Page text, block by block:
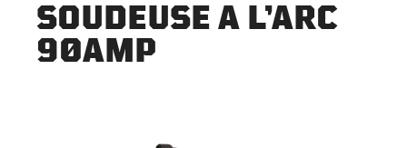
SOUDEUSE A L’ARC
90AMP